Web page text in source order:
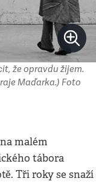
že opravdu žijem.
Maďarka.) Foto
malém
tábora
Tři roky se snaží